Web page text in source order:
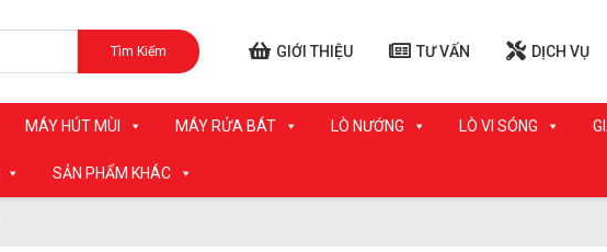
Tìm Kiếm GIỚI THIỆU TƯ VẤN DỊCH VỤ
MÁY HÚT MÙI MÁY RỬA BÁT LÒ NƯỚNG LÒ VI SÓNG
SẢN PHẨM KHÁC